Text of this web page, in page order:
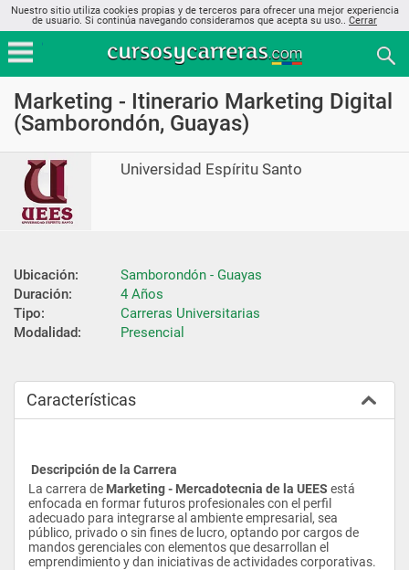
Nuestro sitio utiliza cookies propias y de terceros para ofrecer una mejor experiencia
de usuario. Si continúa navegando consideramos que acepta su uso.. Cerrar
Marketing - Itinerario Marketing Digital
(Samborondón, Guayas)
Universidad Espíritu Santo
Ubicación:
Samborondón - Guayas
Duración:
4 Años
Tipo:
Carreras Universitarias
Modalidad:
Presencial
Características
Descripción de la Carrera
La carrera de Marketing - Mercadotecnia de la UEES está
enfocada en formar futuros profesionales con el perfil
adecuado para integrarse al ambiente empresarial, sea
público, privado o sin fines de lucro, optando por cargos de
mandos gerenciales con elementos que desarrollan el
emprendimiento y dan iniciativas de actividades corporativas.